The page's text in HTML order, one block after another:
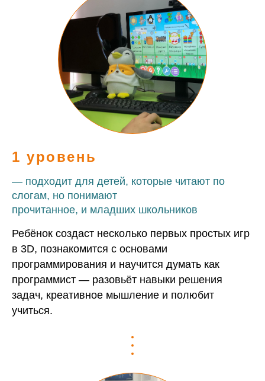
1 уровень
— подходит для детей, которые читают по
слогам, но понимают
прочитанное, и младших школьников
Ребёнок создаст несколько первых простых игр
в 3D, познакомится с основами
программирования и научится думать как
программист — разовьёт навыки решения
задач, креативное мышление и полюбит
учиться.